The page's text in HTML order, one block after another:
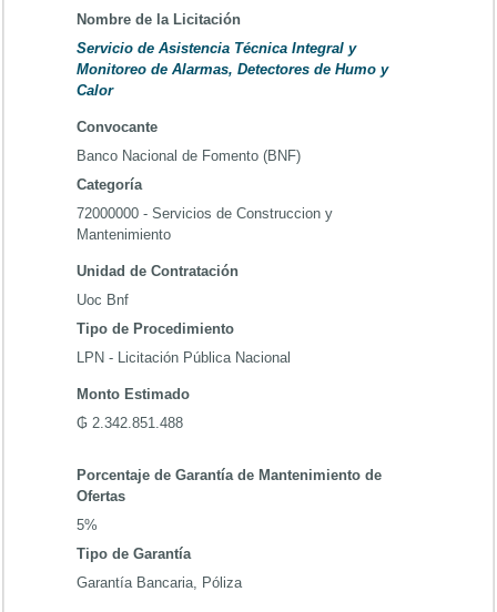
Nombre de la Licitación
Servicio de Asistencia Técnica Integral y
Monitoreo de Alarmas, Detectores de Humo y
Calor
Convocante
Banco Nacional de Fomento (BNF)
Categoría
72000000 - Servicios de Construccion y
Mantenimiento
Unidad de Contratación
Uoc Bnf
Tipo de Procedimiento
LPN - Licitación Pública Nacional
Monto Estimado
₲ 2.342.851.488
Porcentaje de Garantía de Mantenimiento de
Ofertas
5%
Tipo de Garantía
Garantía Bancaria, Póliza